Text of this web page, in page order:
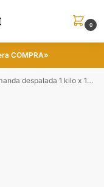
0
COMPRA»
despalada 1 kilo x 10 unidades